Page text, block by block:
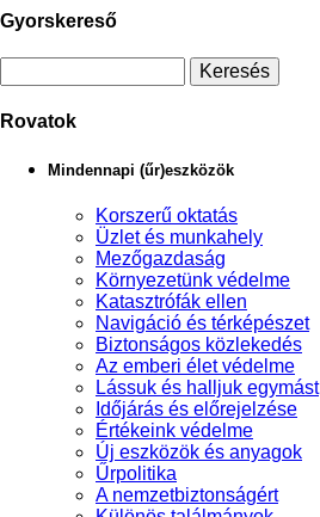
Gyorskereső
Rovatok
Mindennapi (űr)eszközök
Korszerű oktatás
Üzlet és munkahely
Mezőgazdaság
Környezetünk védelme
Katasztrófák ellen
Navigáció és térképészet
Biztonságos közlekedés
Az emberi élet védelme
Lássuk és halljuk egymást
Időjárás és előrejelzése
Értékeink védelme
Új eszközök és anyagok
Űrpolitika
A nemzetbiztonságért